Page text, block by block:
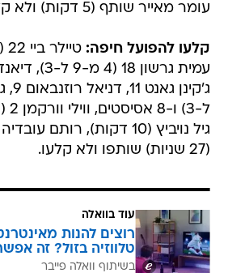
עומר מאייר שותף (5 דקות) ולא קלע.
קלעו להפועל חיפה:
(27 שניות) שותפו ולא קלעו.
עוד בוואלה
רוצים להנות
טלווזיה בזול? זה
בשיתוף וואלה פייבר